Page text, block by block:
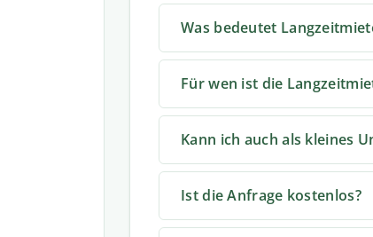
Was bedeutet
Für wen ist die
Kann ich auch als kleines
Ist die Anfrage kostenlos?